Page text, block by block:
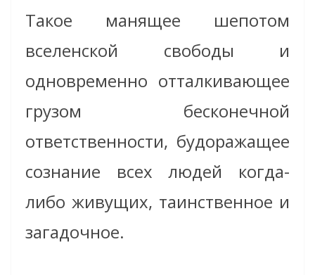
Такое манящее шепотом
вселенской свободы и
одновременно отталкивающее
грузом бесконечной
ответственности, будоражащее
сознание всех людей когда-
либо живущих, таинственное и
загадочное.